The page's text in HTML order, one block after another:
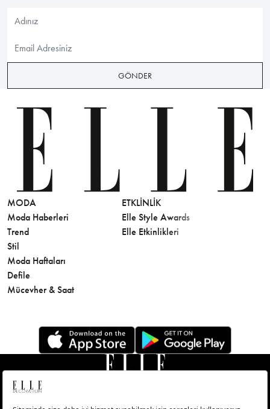
GÖNDER
MODA
Moda Haberleri
Trend
Stil
Moda Haftaları
Defile
Mücevher & Saat
ETKLINLIK
Elle Style Awards
Elle Etkinlikleri